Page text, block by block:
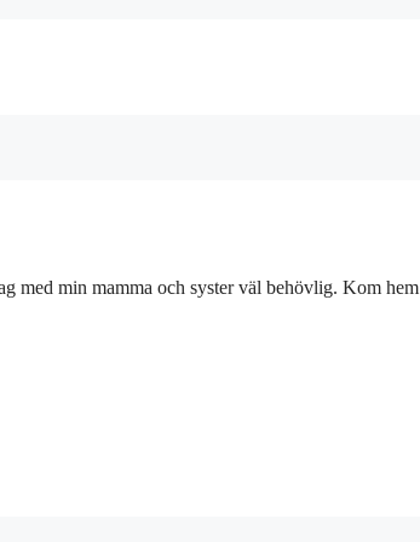
med min mamma och syster väl behövlig. Kom hem